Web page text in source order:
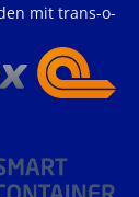
mit trans-o-